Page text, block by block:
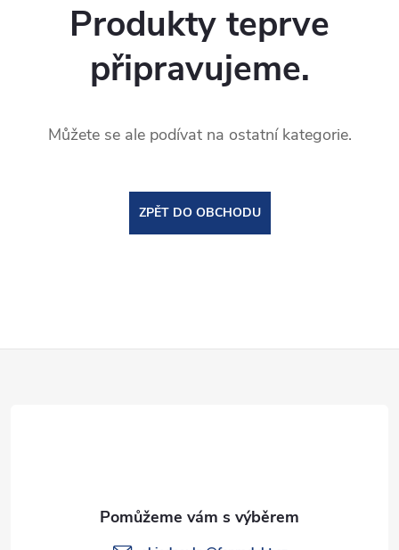
Produkty teprve
připravujeme.
Můžete se ale podívat na ostatní kategorie.
ZPĚT DO OBCHODU